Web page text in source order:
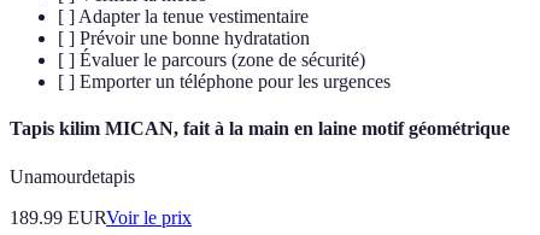
[ ] Adapter la tenue vestimentaire
[ ] Prévoir une bonne hydratation
[ ] Évaluer le parcours (zone de sécurité)
[ ] Emporter un téléphone pour les urgences
Tapis kilim MICAN, fait à la main en laine motif géométrique
Unamourdetapis
189.99 EURVoir le prix